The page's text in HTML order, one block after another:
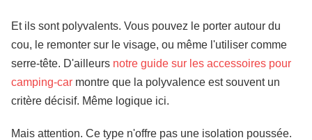
Et ils sont polyvalents. Vous pouvez le porter autour du
cou, le remonter sur le visage, ou même l'utiliser comme
serre-tête. D'ailleurs notre guide sur les accessoires pour
camping-car montre que la polyvalence est souvent un
critère décisif. Même logique ici.
Mais attention. Ce type n'offre pas une isolation poussée.